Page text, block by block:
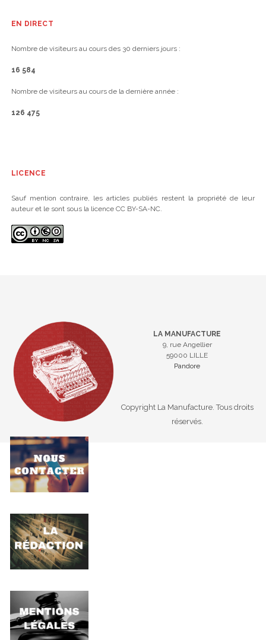
EN DIRECT
Nombre de visiteurs au cours des 30 derniers jours :
16 584
Nombre de visiteurs au cours de la dernière année :
126 475
LICENCE
Sauf mention contraire, les articles publiés restent la propriété de leur
auteur et le sont sous la licence CC BY-SA-NC.
LA MANUFACTURE
9, rue Angellier
59000 LILLE
Pandore
Copyright La Manufacture. Tous droits
réservés.